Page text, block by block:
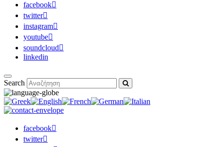
facebook
twitter
instagram
youtube
soundcloud
linkedin
Search
facebook
twitter